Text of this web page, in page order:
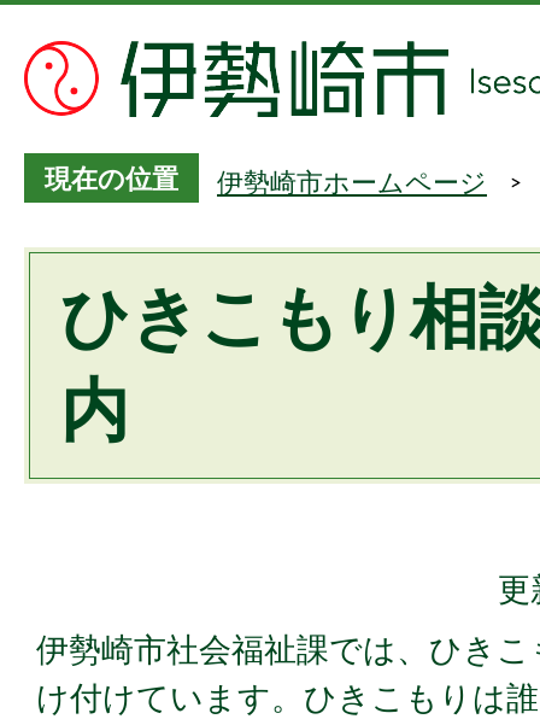
現在の位置 伊勢崎市ホームページ
ひきこもり相
内
更
伊勢崎市社会福祉課では、ひき
け付けています。ひきこもりは